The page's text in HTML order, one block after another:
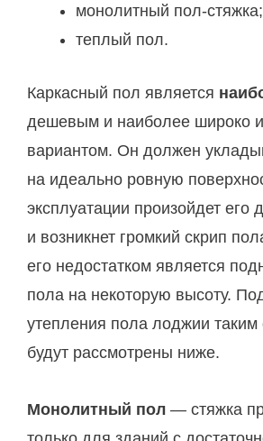
монолитный пол-стяжка;
теплый пол.
Каркасный пол является
дешевым и наиболее широко
вариантом. Он должен
на идеально ровную
эксплуатации произойдет его
и возникнет громкий скрип
его недостатком является
пола на некоторую высоту.
утепления пола лоджии таким
будут рассмотрены ниже.
Монолитный пол — стяжка